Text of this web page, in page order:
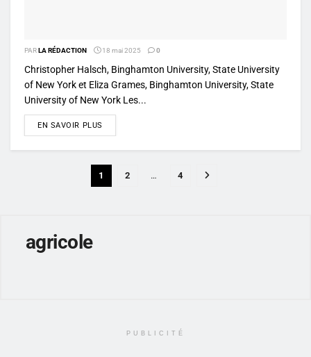
PARLA RÉDACTION 18 mai 2025 0
Christopher Halsch, Binghamton University, State University
of New York et Eliza Grames, Binghamton University, State
University of New York Les...
EN SAVOIR PLUS
1 2 … 4
agricole
PUBLICITÉ